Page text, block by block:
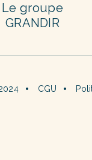
Le groupe
GRANDIR
CGU